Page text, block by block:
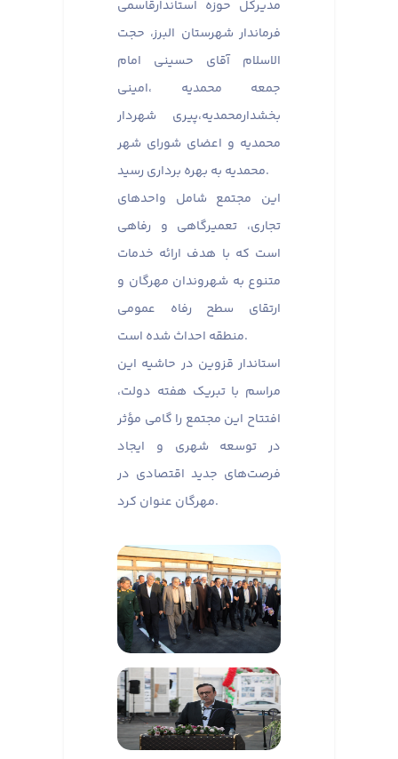
مدیرکل حوزه استاندارقاسمی
فرماندار شهرستان البرز، حجت
الاسلام آقای حسینی امام
جمعه محمدیه ،امینی
بخشدارمحمدیه،پیری شهردار
محمدیه و اعضای شورای شهر
محمدیه به بهره برداری رسید.
این مجتمع شامل واحدهای
تجاری، تعمیرگاهی و رفاهی
است که با هدف ارائه خدمات
متنوع به شهروندان مهرگان و
ارتقای سطح رفاه عمومی
منطقه احداث شده است.
استاندار قزوین در حاشیه این
مراسم با تبریک هفته دولت،
افتتاح این مجتمع را گامی مؤثر
در توسعه شهری و ایجاد
فرصت‌های جدید اقتصادی در
مهرگان عنوان کرد.